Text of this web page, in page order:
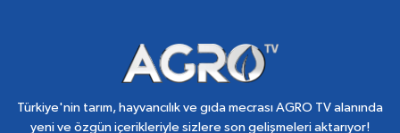
Türkiye'nin tarım, hayvancılık ve gıda mecrası AGRO TV alanında
yeni ve özgün içerikleriyle sizlere son gelişmeleri aktarıyor!